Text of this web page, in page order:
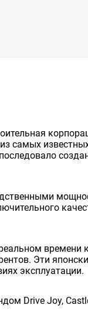
самых
времени
Эти
эксплуатации.
Drive Joy,